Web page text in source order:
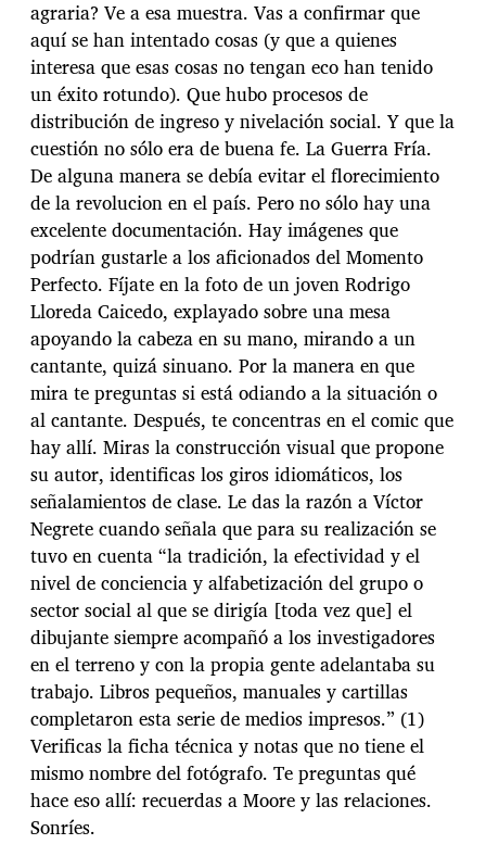
agraria? Ve a esa muestra. Vas a confirmar que
aquí se han intentado cosas (y que a quienes
interesa que esas cosas no tengan eco han tenido
un éxito rotundo). Que hubo procesos de
distribución de ingreso y nivelación social. Y que la
cuestión no sólo era de buena fe. La Guerra Fría.
De alguna manera se debía evitar el florecimiento
de la revolucion en el país. Pero no sólo hay una
excelente documentación. Hay imágenes que
podrían gustarle a los aficionados del Momento
Perfecto. Fíjate en la foto de un joven Rodrigo
Lloreda Caicedo, explayado sobre una mesa
apoyando la cabeza en su mano, mirando a un
cantante, quizá sinuano. Por la manera en que
mira te preguntas si está odiando a la situación o
al cantante. Después, te concentras en el comic que
hay allí. Miras la construcción visual que propone
su autor, identificas los giros idiomáticos, los
señalamientos de clase. Le das la razón a Víctor
Negrete cuando señala que para su realización se
tuvo en cuenta “la tradición, la efectividad y el
nivel de conciencia y alfabetización del grupo o
sector social al que se dirigía [toda vez que] el
dibujante siempre acompañó a los investigadores
en el terreno y con la propia gente adelantaba su
trabajo. Libros pequeños, manuales y cartillas
completaron esta serie de medios impresos.” (1)
Verificas la ficha técnica y notas que no tiene el
mismo nombre del fotógrafo. Te preguntas qué
hace eso allí: recuerdas a Moore y las relaciones.
Sonríes.